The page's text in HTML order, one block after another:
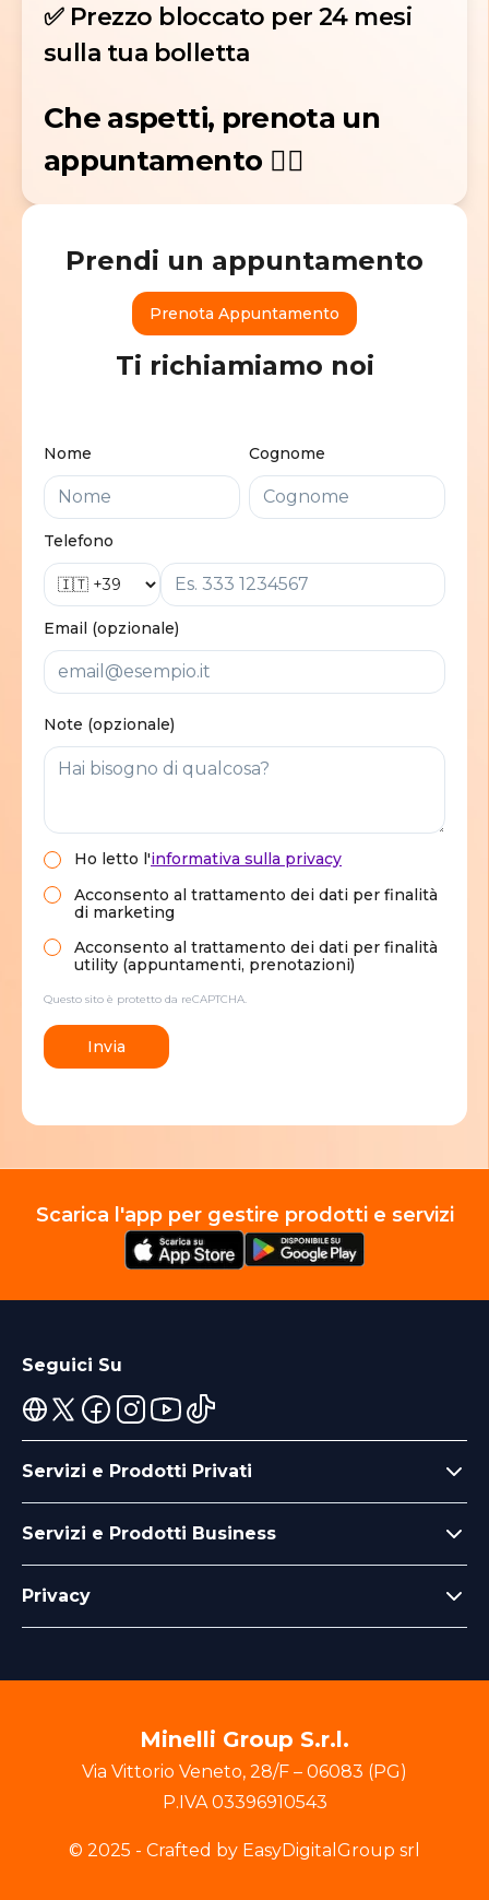
✅ Prezzo bloccato per 24 mesi
sulla tua bolletta
Che aspetti, prenota un
appuntamento 👇🏻
Prendi un appuntamento
Prenota Appuntamento
Ti richiamiamo noi
Nome Cognome
Telefono
Email (opzionale)
Note (opzionale)
Ho letto l'informativa sulla privacy
Acconsento al trattamento dei dati per finalità
di marketing
Acconsento al trattamento dei dati per finalità
utility (appuntamenti, prenotazioni)
Questo sito è protetto da reCAPTCHA.
Invia
Scarica l'app per gestire prodotti e servizi
Seguici Su
Servizi e Prodotti Privati
Servizi e Prodotti Business
Privacy
Minelli Group S.r.l.
Via Vittorio Veneto, 28/F – 06083 (PG)
P.IVA 03396910543
© 2025 - Crafted by EasyDigitalGroup srl